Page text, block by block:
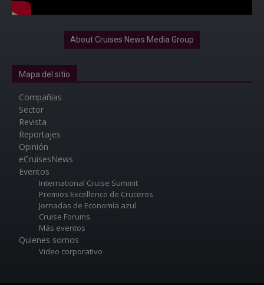
About Cruises News Media Group
Mapa del sitio
Compañías
Sector
Revista
Reportajes
Opinión
eCruisesNews
Eventos
International Cruise Summit
Premios Excellence de Cruceros
Jornadas de Economía azul
Cruise Forums
Más eventos
Quienes somos
Video corporativo